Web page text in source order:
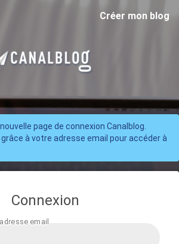
Créer mon blog
page de connexion Canalblog.
à votre adresse email pour accéder à
Connexion